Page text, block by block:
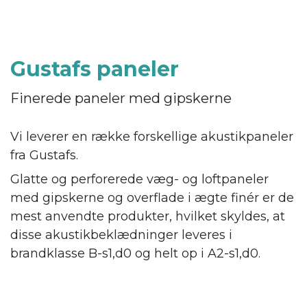
Gustafs paneler
Finerede paneler med gipskerne
Vi leverer en række forskellige akustikpaneler
fra Gustafs.
Glatte og perforerede væg- og loftpaneler
med gipskerne og overflade i ægte finér er de
mest anvendte produkter, hvilket skyldes, at
disse akustikbeklædninger leveres i
brandklasse B-s1,d0 og helt op i A2-s1,d0.